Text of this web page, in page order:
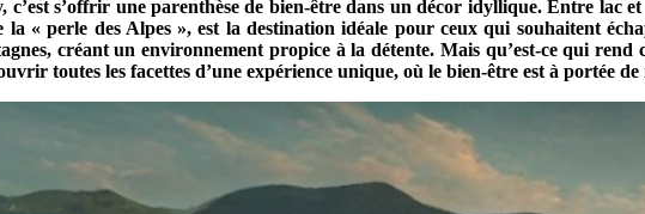
c’est s’offrir une parenthèse de bien-être dans un décor idyllique. Entre lac
« perle des Alpes », est la destination idéale pour ceux qui souhaitent
créant un environnement propice à la détente. Mais qu’est-ce qui
toutes les facettes d’une expérience unique, où le bien-être est à portée de